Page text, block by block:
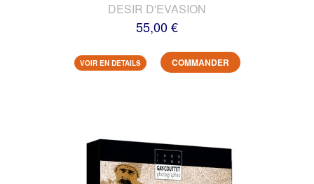
DESIR D'EVASION
55,00 €
VOIR EN DETAILS COMMANDER